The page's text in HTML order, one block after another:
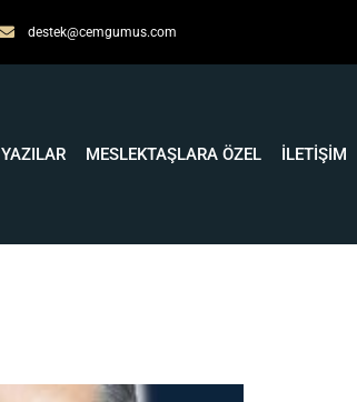
destek@cemgumus.com
YAZILAR MESLEKTAŞLARA ÖZEL İLETİŞİM